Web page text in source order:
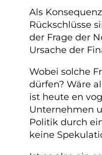
Als
Rückschlüsse
der Frage der
Ursache der
Wobei solche
dürfen? Wäre
ist heute en
Unternehmen
Politik durch
keine